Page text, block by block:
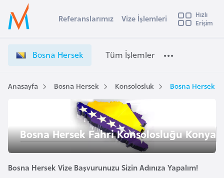
Ülke Seçimi
Başvuru yapmak istediğiniz ülkeyi seçin
Üye
Girişi
o
n
a
H
e
k
V
i
e
ş
i
Referanslarımız Vize İşlemleri
Hızlı
Erişim
Bosna Hersek Tüm İşlemler
Anasayfa Bosna Hersek Konsolosluk Bosna Hersek
Bosna Hersek Fahri Konsolosluğu Konya
Bosna Hersek Vize Başvurunuzu Sizin Adınıza Yapalım!
s
t
r
a
v
u